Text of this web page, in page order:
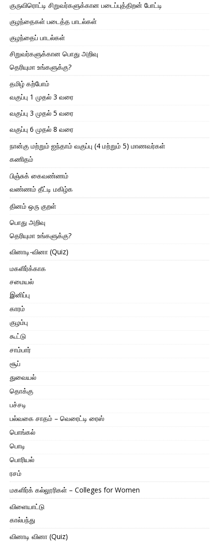
குருவிரொட்டி சிறுவர்களுக்கான படைப்புத்திறன் போட்டி
குழந்தைகள் படைத்த பாடல்கள்
குழந்தைப் பாடல்கள்
சிறுவர்களுக்கான பொது அறிவு
தெரியுமா உங்களுக்கு?
தமிழ் கற்போம்
வகுப்பு 1 முதல் 3 வரை
வகுப்பு 3 முதல் 5 வரை
வகுப்பு 6 முதல் 8 வரை
நான்கு மற்றும் ஐந்தாம் வகுப்பு (4 மற்றும் 5) மாணவர்கள்
கணிதம்
பிஞ்சுக் கைவண்ணம்
வண்ணம் தீட்டி மகிழ்க
தினம் ஒரு குறள்
பொது அறிவு
தெரியுமா உங்களுக்கு?
வினாடி-வினா (Quiz)
மகளிர்க்காக
சமையல்
இனிப்பு
காரம்
குழம்பு
கூட்டு
சாம்பார்
சூப்
துவையல்
தொக்கு
பச்சடி
பல்வகை சாதம் – வெரைட்டி ரைஸ்
பொங்கல்
பொடி
பொரியல்
ரசம்
மகளிர்க் கல்லூரிகள் – Colleges for Women
விளையாட்டு
கால்பந்து
வினாடி வினா (Quiz)